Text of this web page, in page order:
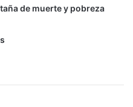
de muerte y pobreza